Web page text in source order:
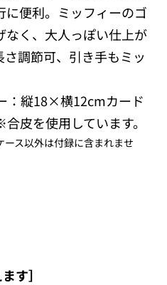
に便利。ミッフィーのゴ
なく、大人っぽい仕上が
調節可、引き手もミッ
：縦18×横12cmカード
皮を使用しています。
ス以外は付録に含まれませ
す］